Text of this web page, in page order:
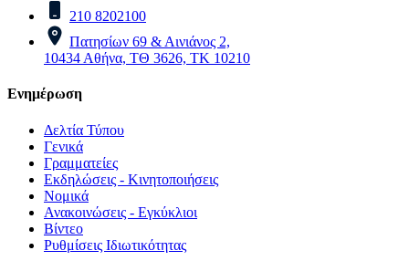
210 8202100
Πατησίων 69 & Αινιάνος 2,
10434 Αθήνα, ΤΘ 3626, ΤΚ 10210
Ενημέρωση
Δελτία Τύπου
Γενικά
Γραμματείες
Εκδηλώσεις - Κινητοποιήσεις
Νομικά
Ανακοινώσεις - Εγκύκλιοι
Βίντεο
Ρυθμίσεις Ιδιωτικότητας